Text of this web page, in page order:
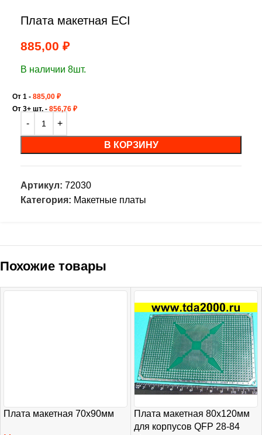
Плата макетная ECI
885,00 ₽
В наличии 8шт.
От 1 - 885,00 ₽
От 3+ шт. - 856,76 ₽
В КОРЗИНУ
Артикул: 72030
Категория: Макетные платы
Похожие товары
Плата макетная 70х90мм
Плата макетная 80х120мм
для корпусов QFP 28-84